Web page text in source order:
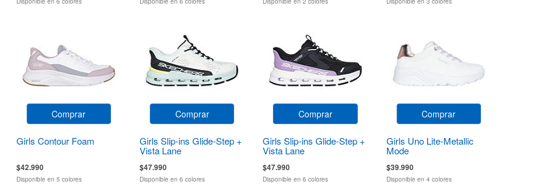
Comprar
Girls Contour Foam
$42.990
Disponible en 5 colores
Comprar
Girls Slip-ins Glide-Step +
Vista Lane
$47.990
Disponible en 6 colores
Comprar
Girls Slip-ins Glide-Step +
Vista Lane
$47.990
Disponible en 6 colores
Comprar
Girls Uno Lite-Metallic
Mode
$39.990
Disponible en 4 colores